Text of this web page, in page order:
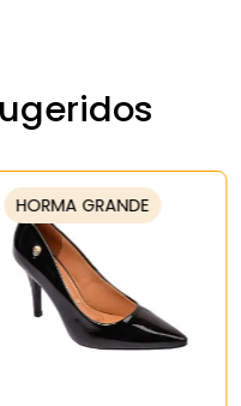
HORMA GRANDE